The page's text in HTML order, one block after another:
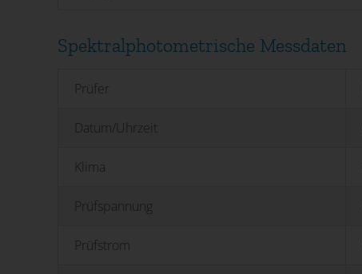
Spektralphotometrische Messdaten
Prüfer
Datum/Uhrzeit
Klima
Prüfspannung
Prüfstrom